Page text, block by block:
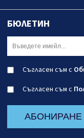
БЮЛЕТИН
Съгласен съм с
Съгласен съм с
АБОНИРАНЕ